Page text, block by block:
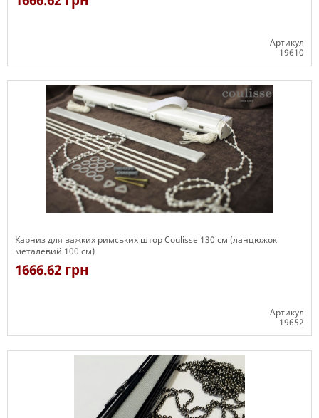
Артикул
19610
Карниз для важких римських штор Coulisse 130 см (ланцюжок
металевий 100 см)
1666.62 грн
Артикул
19652